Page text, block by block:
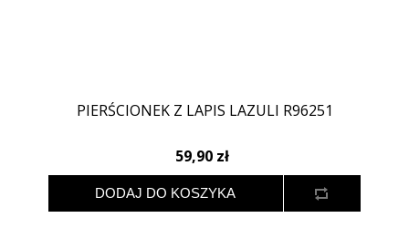
PIERŚCIONEK Z LAPIS LAZULI R96251
59,90 zł